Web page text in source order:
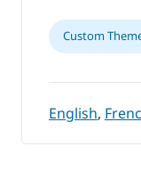
Custom
English,